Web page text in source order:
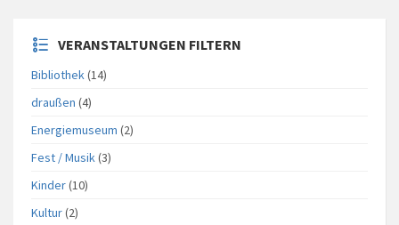
VERANSTALTUNGEN FILTERN
Bibliothek(14)
draußen (4)
Energiemuseum (2)
Fest / Musik(3)
Kinder(10)
Kultur(2)